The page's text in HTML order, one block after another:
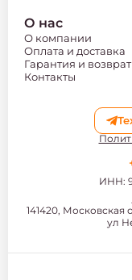
О нас
О компании
Оплата и доставка
Гарантия и возврат
Контакты
141420, Московская
ул
ИНН: